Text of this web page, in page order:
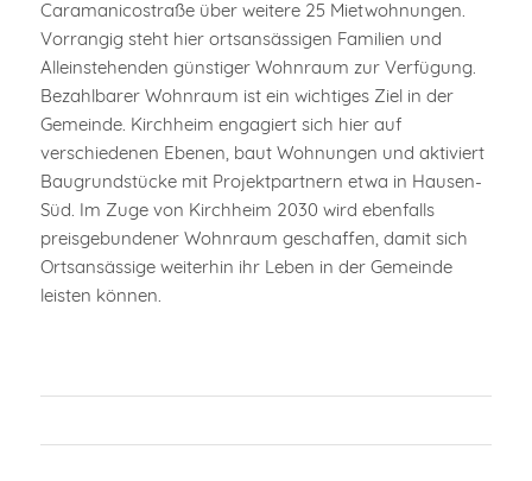
Caramanicostraße über weitere 25 Mietwohnungen.
Vorrangig steht hier ortsansässigen Familien und
Alleinstehenden günstiger Wohnraum zur Verfügung.
Bezahlbarer Wohnraum ist ein wichtiges Ziel in der
Gemeinde. Kirchheim engagiert sich hier auf
verschiedenen Ebenen, baut Wohnungen und aktiviert
Baugrundstücke mit Projektpartnern etwa in Hausen-
Süd. Im Zuge von Kirchheim 2030 wird ebenfalls
preisgebundener Wohnraum geschaffen, damit sich
Ortsansässige weiterhin ihr Leben in der Gemeinde
leisten können.